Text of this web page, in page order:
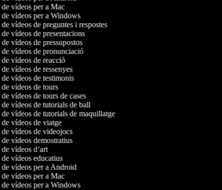
de vídeos per a Mac
de vídeos per a Windows
de vídeos de preguntes i respostes
de vídeos de presentacions
de vídeos de pressupostos
de vídeos de pronunciació
de vídeos de reacció
de vídeos de ressenyes
de vídeos de testimonis
de vídeos de tours
de vídeos de tours de cases
de vídeos de tutorials de ball
de vídeos de tutorials de maquillatge
de vídeos de viatge
de vídeos de videojocs
de vídeos demostratius
de vídeos d’art
de vídeos educatius
de vídeos per a Android
de vídeos per a Mac
de vídeos per a Windows